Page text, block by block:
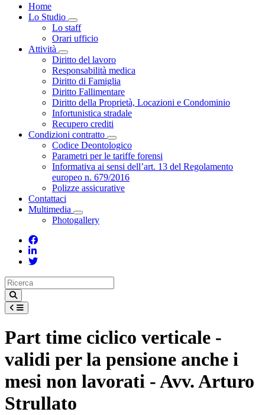
Home
Lo Studio
Toggle Dropdown
Lo staff
Orari ufficio
Attività
Toggle Dropdown
Diritto del lavoro
Responsabilità medica
Diritto di Famiglia
Diritto Fallimentare
Diritto della Proprietà, Locazioni e Condominio
Infortunistica stradale
Recupero crediti
Condizioni contratto
Toggle Dropdown
Codice Deontologico
Parametri per le tariffe forensi
Informativa ai sensi dell’art. 13 del Regolamento
europeo n. 679/2016
Polizze assicurative
Contattaci
Multimedia
Toggle Dropdown
Photogallery
Part time ciclico verticale -
validi per la pensione anche i
mesi non lavorati - Avv. Arturo
Strullato